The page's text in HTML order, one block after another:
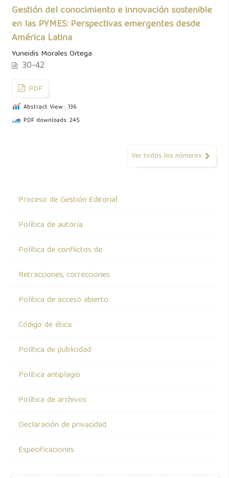
Gestión del conocimiento e innovación sostenible
en las PYMES: Perspectivas emergentes desde
América Latina
Yuneidis Morales Ortega
30-42
PDF
Abstract View : 136
PDF downloads: 245
Ver todos los números
Proceso de Gestión Editorial
Política de autoría
Política de conflictos de
Retracciones, correcciones
Política de acceso abierto
Código de ética
Política de publicidad
Política antiplagio
Política de archivos
Declaración de privacidad
Especificaciones